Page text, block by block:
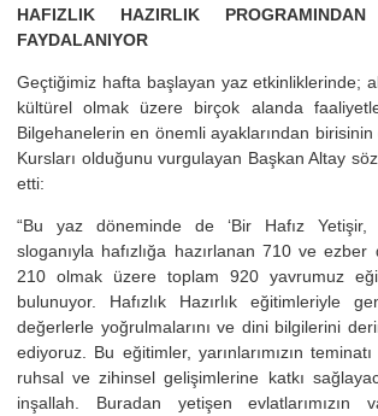
HAFIZLIK HAZIRLIK
FAYDALANIYOR
Geçtiğimiz hafta başlayan yaz etkinliklerinde;
kültürel olmak üzere birçok alanda
Bilgehanelerin en önemli ayaklarından birisinin
Kursları olduğunu vurgulayan Başkan Altay
etti:
“Bu yaz döneminde de ‘Bir Hafız Yetişir,
sloganıyla hafızlığa hazırlanan 710 ve
210 olmak üzere toplam 920 yavrumuz
bulunuyor. Hafızlık Hazırlık eğitimleriyle
değerlerle yoğrulmalarını ve dini bilgilerini
ediyoruz. Bu eğitimler, yarınlarımızın teminatı
ruhsal ve zihinsel gelişimlerine katkı
inşallah. Buradan yetişen evlatlarımızın